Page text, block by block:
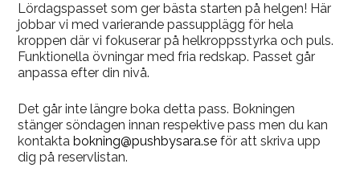
Lördagspasset som ger bästa starten på helgen! Här
jobbar vi med varierande passupplägg för hela
kroppen där vi fokuserar på helkroppsstyrka och puls.
Funktionella övningar med fria redskap. Passet går
anpassa efter din nivå.
Det går inte längre boka detta pass. Bokningen
stänger söndagen innan respektive pass men du kan
kontaktabokning@pushbysara.se för att skriva upp
dig på reservlistan.